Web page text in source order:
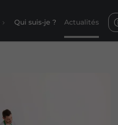
Qui suis-je ? Actualités